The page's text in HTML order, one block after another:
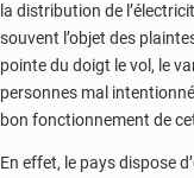
la distribution de
souvent l’objet des
pointe du doigt le vol, le
personnes mal
bon fonctionnement de
En effet, le pays dispose